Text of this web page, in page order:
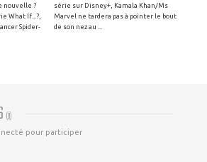
nouvelle ?
What If...?,
Spider-
série sur Disney+, Kamala Khan/Ms
Marvel ne tardera pas à pointer le bout
de son nez au ...
(0)
pour participer